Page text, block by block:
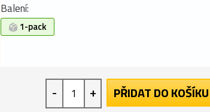
Balení:
1-pack
- + PŘIDAT DO KOŠÍKU